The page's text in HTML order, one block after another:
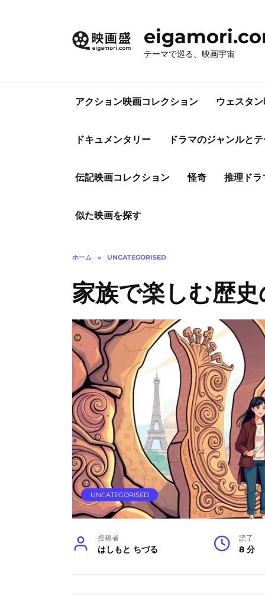
テーマで巡る、映画宇宙
アクション映画コレクション ウェスタ
ドキュメンタリー ドラマのジャンルと
伝記映画コレクション 怪奇 推理ドラ
似た映画を探す
ホーム » UNCATEGORISED
家族で楽しむ歴
UNCATEGORISED
投稿者
はしもと ちづる
読了
8 分